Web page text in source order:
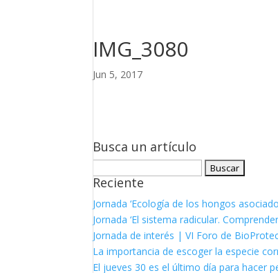
IMG_3080
Jun 5, 2017
Busca un artículo
Reciente
Jornada ‘Ecología de los hongos
Jornada ‘El sistema radicular.
Jornada de interés | VI Foro de
La importancia de escoger la especie
El jueves 30 es el último día para hacer